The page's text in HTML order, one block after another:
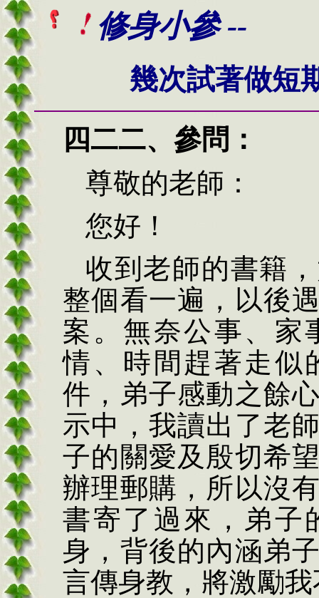
修身小參 --
幾次試著做短
四二二、 參問：
尊敬的老師：
您好！
收到老師的書籍
整個看一遍，以後
案。無奈公事、家
情、時間趕著走似
件，弟子感動之餘
示中，我讀出了老
子的關愛及殷切希
辦理郵購，所以沒
書寄了過來，弟子
身，背後的內涵弟
言傳身教，將激勵